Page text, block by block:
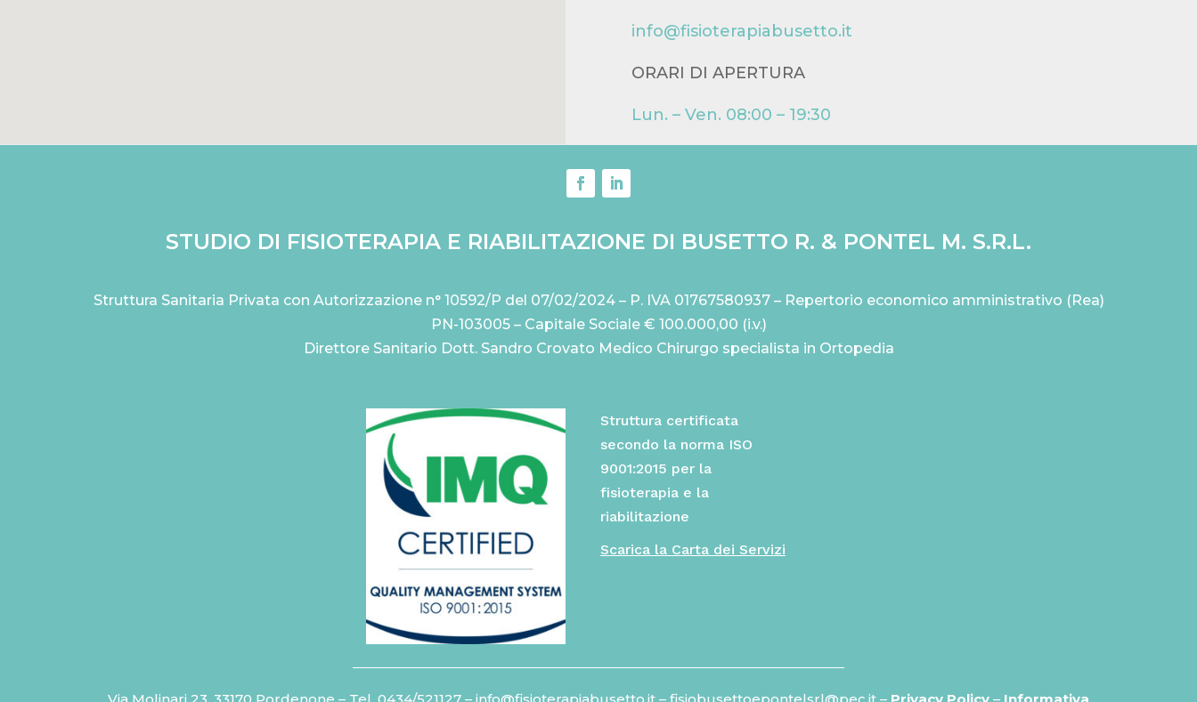
info@fisioterapiabusetto.it
ORARI DI APERTURA
Lun. – Ven. 08:00 – 19:30
STUDIO DI FISIOTERAPIA E RIABILITAZIONE DI BUSETTO R. & PONTEL M. S.R.L.
Struttura Sanitaria Privata con Autorizzazione n° 10592/P del 07/02/2024 – P. IVA 01767580937 – Repertorio economico amministrativo (Rea)
PN-103005 – Capitale Sociale € 100.000,00 (i.v.)
Direttore Sanitario Dott. Sandro Crovato Medico Chirurgo specialista in Ortopedia
Struttura certificata
secondo la norma ISO
9001:2015 per la
fisioterapia e la
riabilitazione
Scarica la Carta dei Servizi